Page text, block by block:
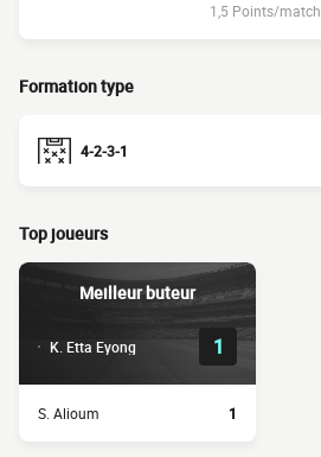
1,5 Points/match
Formation type
4-2-3-1
Top joueurs
Meilleur buteur
K. Etta Eyong 1
S. Alioum 1